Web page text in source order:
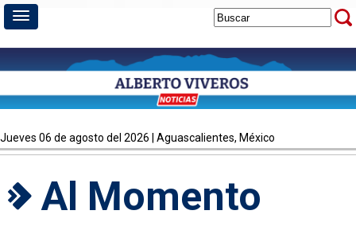
jueves 06 de agosto del 2026 | Aguascalientes, México
Al Momento